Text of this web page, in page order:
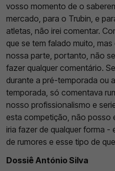
vosso momento de o
mercado, para o Trubin, e
atletas, não irei comentar.
que se tem falado muito,
nossa parte, portanto, não
fazer qualquer comentário.
durante a pré-temporada ou
temporada, só comentava
nosso profissionalismo e
esta competição, não posso
iria fazer de qualquer forma -
de rumores e esse tipo de
Dossiê António Silva